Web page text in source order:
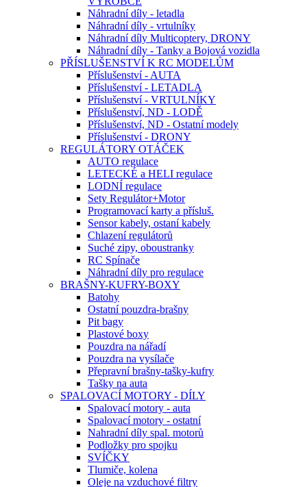
Náhradní díly - letadla
Náhradní díly - vrtulníky
Náhradní díly Multicoptery, DRONY
Náhradní díly - Tanky a Bojová vozidla
PŘÍSLUŠENSTVÍ K RC MODELŮM
Příslušenství - AUTA
Příslušenství - LETADLA
Příslušenství - VRTULNÍKY
Příslušenství, ND - LODĚ
Příslušenství, ND - Ostatní modely
Příslušenství - DRONY
REGULÁTORY OTÁČEK
AUTO regulace
LETECKÉ a HELI regulace
LODNÍ regulace
Sety Regulátor+Motor
Programovací karty a přísluš.
Sensor kabely, ostaní kabely
Chlazení regulátorů
Suché zipy, oboustranky
RC Spínače
Náhradní díly pro regulace
BRAŠNY-KUFRY-BOXY
Batohy
Ostatní pouzdra-brašny
Pit bagy
Plastové boxy
Pouzdra na nářadí
Pouzdra na vysílače
Přepravní brašny-tašky-kufry
Tašky na auta
SPALOVACÍ MOTORY - DÍLY
Spalovací motory - auta
Spalovací motory - ostatní
Nahradní díly spal. motorů
Podložky pro spojku
SVÍČKY
Tlumiče, kolena
Oleje na vzduchové filtry